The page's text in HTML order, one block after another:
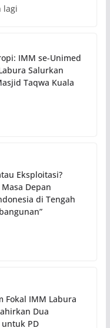
lagi
IMM se-Unimed
Salurkan
Taqwa Kuala
Eksploitasi?
Depan
di Tengah
Fokal IMM Labura
Dua
untuk PD